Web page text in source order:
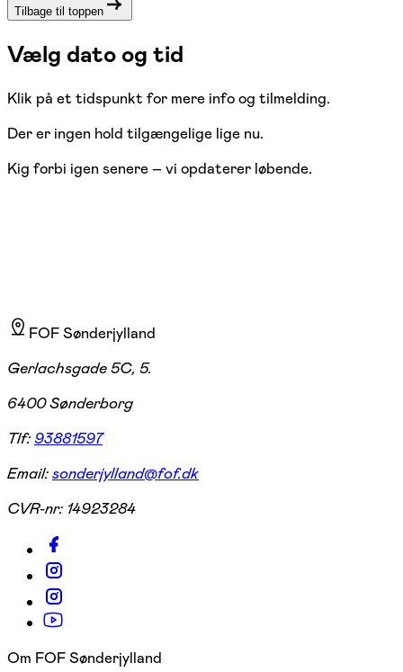
Tilbage til toppen
Vælg dato og tid
Klik på et tidspunkt for mere info og tilmelding.
Der er ingen hold tilgængelige lige nu.
Kig forbi igen senere – vi opdaterer løbende.
FOF Sønderjylland
Gerlachsgade 5C, 5.
6400 Sønderborg
Tlf:93881597
Email:sonderjylland@fof.dk
CVR-nr: 14923284
Om FOF Sønderjylland